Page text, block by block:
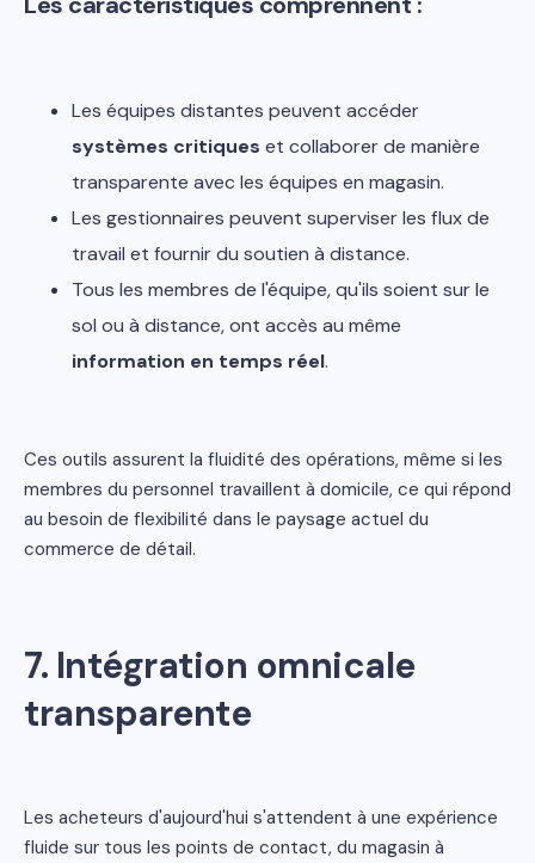
Les équipes distantes peuvent accéder
systèmes critiques et collaborer de manière
transparente avec les équipes en magasin.
Les gestionnaires peuvent superviser les flux de
travail et fournir du soutien à distance.
Tous les membres de l'équipe, qu'ils soient sur le
sol ou à distance, ont accès au même
information en temps réel.
Ces outils assurent la fluidité des opérations, même si les
membres du personnel travaillent à domicile, ce qui répond
au besoin de flexibilité dans le paysage actuel du
commerce de détail.
7. Intégration omnicale
transparente
Les acheteurs d'aujourd'hui s'attendent à une expérience
fluide sur tous les points de contact, du magasin à